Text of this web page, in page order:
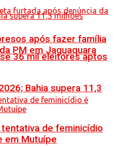
36 mil eleitores aptos
Bahia supera 11,3
após fazer família
PM em Jaguaquara
de feminicídio
em Mutuípe